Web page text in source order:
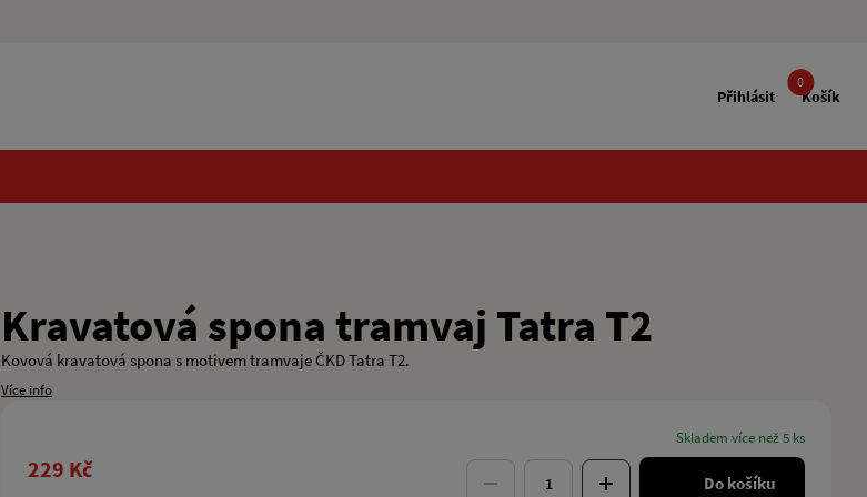
Přihlásit
0
Košík
Kravatová spona tramvaj Tatra T2
Kovová kravatová spona s motivem tramvaje ČKD Tatra T2.
Více info
229 Kč
skladem více než 5 ks
Do košíku